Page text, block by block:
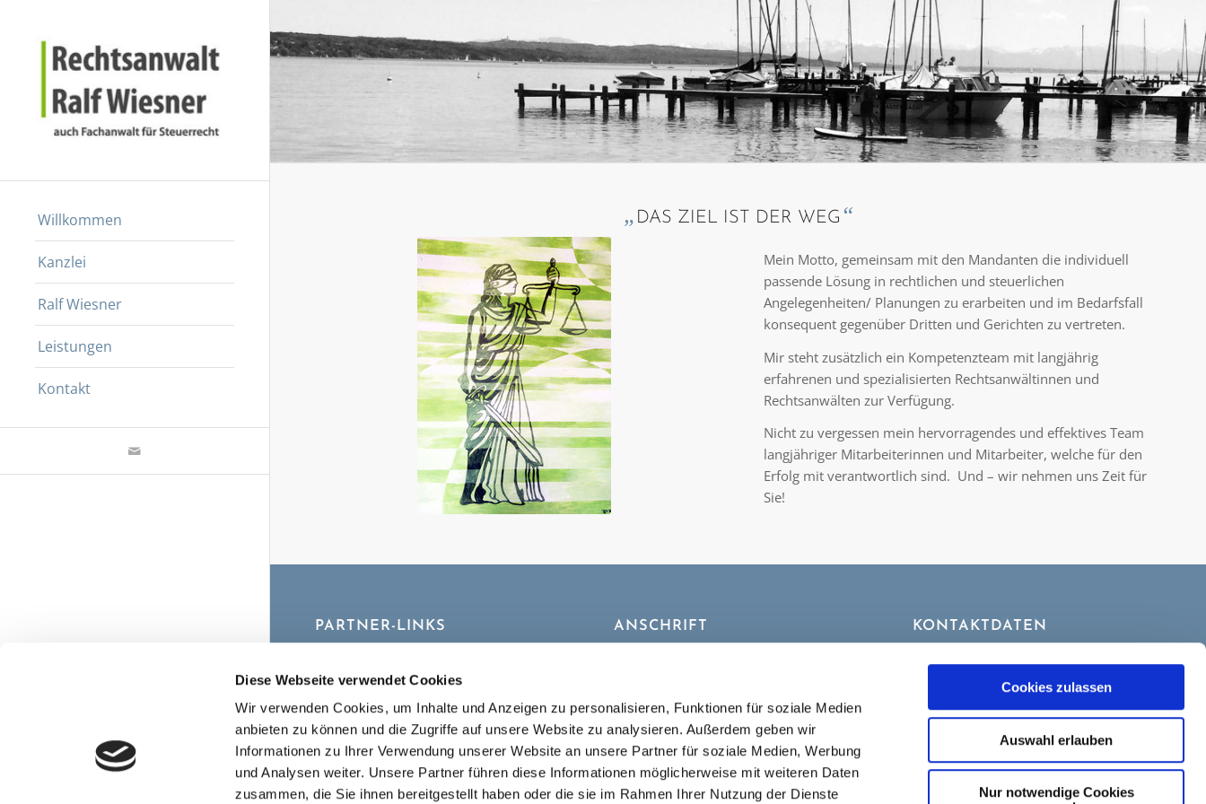
Diese Webseite verwendet Cookies
Wir verwenden Cookies, um Inhalte und Anzeigen zu personalisieren, Funktionen für soziale Medien
anbieten zu können und die Zugriffe auf unsere Website zu analysieren. Außerdem geben wir
Informationen zu Ihrer Verwendung unserer Website an unsere Partner für soziale Medien, Werbung
und Analysen weiter. Unsere Partner führen diese Informationen möglicherweise mit weiteren Daten
zusammen, die Sie ihnen bereitgestellt haben oder die sie im Rahmen Ihrer Nutzung der Dienste
Cookies zulassen
Auswahl erlauben
Nur notwendige Cookies
Willkommen
Kanzlei
Ralf Wiesner
Leistungen
Kontakt
„ DAS ZIEL IST DER WEG “
Mein Motto, gemeinsam mit den Mandanten die individuell
passende Lösung in rechtlichen und steuerlichen
Angelegenheiten/ Planungen zu erarbeiten und im Bedarfsfall
konsequent gegenüber Dritten und Gerichten zu vertreten.
Mir steht zusätzlich ein Kompetenzteam mit langjährig
erfahrenen und spezialisierten Rechtsanwältinnen und
Rechtsanwälten zur Verfügung.
Nicht zu vergessen mein hervorragendes und effektives Team
langjähriger Mitarbeiterinnen und Mitarbeiter, welche für den
Erfolg mit verantwortlich sind. Und – wir nehmen uns Zeit für
Sie!
PARTNER-LINKS ANSCHRIFT
Impressum|Datenschutz|Cookie-
Richtlinie
KONTAKTDATEN
Fax 0 88 06 – 95 81 64
info@ammersee-anwalt.de